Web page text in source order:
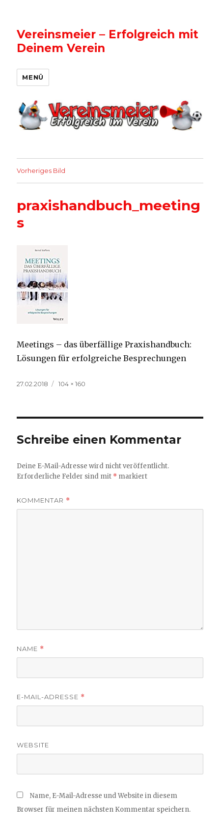
Vereinsmeier – Erfolgreich mit
Deinem Verein
MENÜ
Vorheriges Bild
praxishandbuch_meeting
s
Meetings – das überfällige Praxishandbuch:
Lösungen für erfolgreiche Besprechungen
Veröffentlicht
27.02.2018
Volle
104 × 160
Schreibe einen Kommentar
Deine E-Mail-Adresse wird nicht veröffentlicht.
Erforderliche Felder sind mit * markiert
KOMMENTAR *
NAME *
E-MAIL-ADRESSE *
WEBSITE
Name, E-Mail-Adresse und Website in diesem
Browser für meinen nächsten Kommentar speichern.